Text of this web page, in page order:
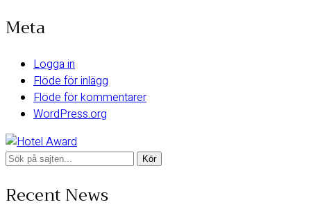
Meta
Logga in
Flöde för inlägg
Flöde för kommentarer
WordPress.org
Sök
Recent News